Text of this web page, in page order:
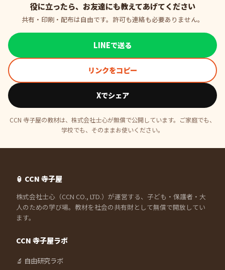
役に立ったら、お友達にも教えてあげてください
共有・印刷・配布は自由です。許可も連絡も必要ありません。
LINEで送る
リンクをコピー
Xでシェア
CCN 寺子屋の教材は、株式会社士心が無償で公開しています。ご家庭でも、
学校でも、そのままお使いください。
🏮 CCN 寺子屋
株式会社士心（CCN CO., LTD.）が運営する、子ども・保護者・大
人のための学び場。教材を社会の共有財として無償で開放してい
ます。
CCN 寺子屋ラボ
🔬 自由研究ラボ